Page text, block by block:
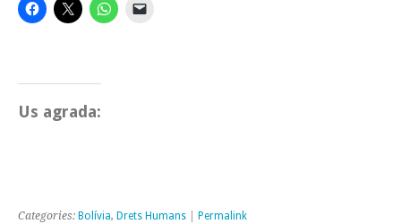
Us agrada:
Categories: Bolívia, Drets Humans Permalink